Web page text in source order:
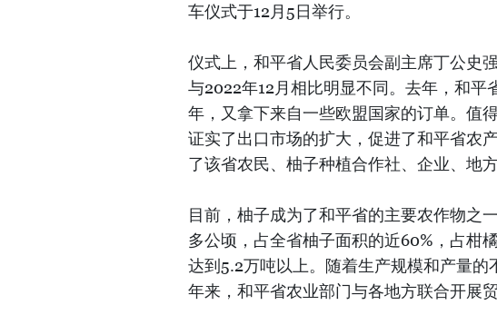
车仪式于12月5日举行。
仪式上，和平省人民委员会副主席丁公史
与2022年12月相比明显不同。去年，和平
年，又拿下来自一些欧盟国家的订单。值
证实了出口市场的扩大，促进了和平省农
了该省农民、柚子种植合作社、企业、地
目前，柚子成为了和平省的主要农作物之
多公顷，占全省柚子面积的近60%，占柑
达到5.2万吨以上。随着生产规模和产量
年来，和平省农业部门与各地方联合开展